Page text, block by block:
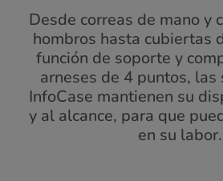
Desde correas de mano y
hombros hasta cubiertas
función de soporte y
arneses de 4 puntos, las
InfoCase mantienen su
y al alcance, para que
en su labor.